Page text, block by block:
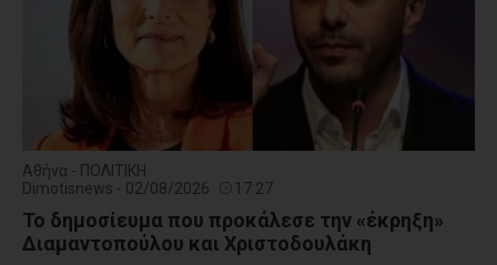
Αθήνα - ΠΟΛΙΤΙΚΗ
Dimotisnews - 02/08/2026
17:27
Το δημοσίευμα που προκάλεσε την «έκρηξη»
Διαμαντοπούλου και Χριστοδουλάκη